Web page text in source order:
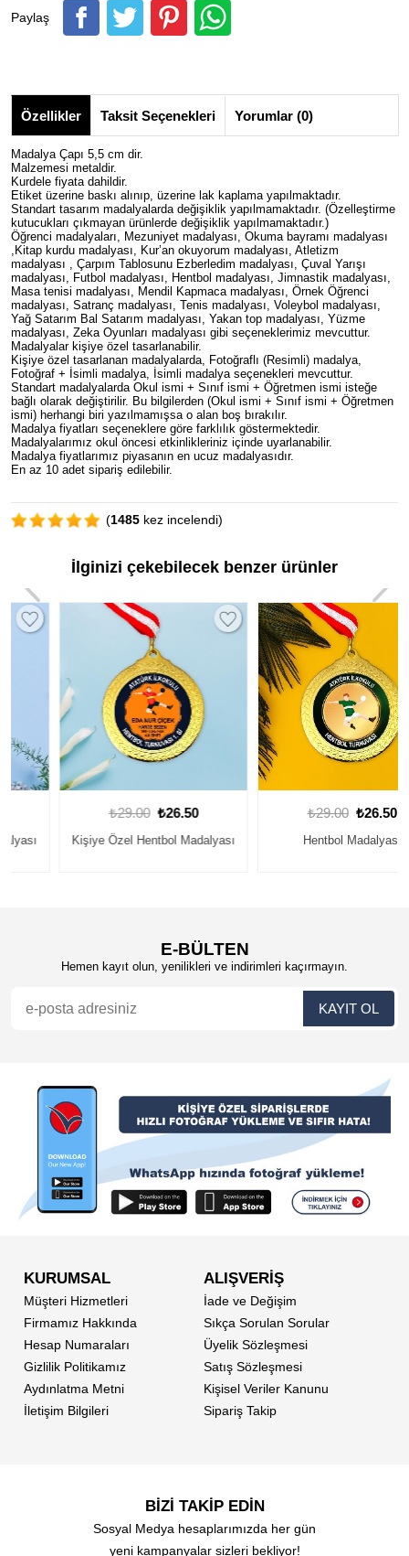
Paylaş
Özellikler Taksit Seçenekleri Yorumlar (0)
Madalya Çapı 5,5 cm dir.
Malzemesi metaldir.
Kurdele fiyata dahildir.
Etiket üzerine baskı alınıp, üzerine lak kaplama yapılmaktadır.
Standart tasarım madalyalarda değişiklik yapılmamaktadır. (Özelleştirme
kutucukları çıkmayan ürünlerde değişiklik yapılmamaktadır.)
Öğrenci madalyaları, Mezuniyet madalyası, Okuma bayramı madalyası
,Kitap kurdu madalyası, Kur’an okuyorum madalyası, Atletizm
madalyası , Çarpım Tablosunu Ezberledim madalyası, Çuval Yarışı
madalyası, Futbol madalyası, Hentbol madalyası, Jimnastik madalyası,
Masa tenisi madalyası, Mendil Kapmaca madalyası, Örnek Öğrenci
madalyası, Satranç madalyası, Tenis madalyası, Voleybol madalyası,
Yağ Satarım Bal Satarım madalyası, Yakan top madalyası, Yüzme
madalyası, Zeka Oyunları madalyası gibi seçeneklerimiz mevcuttur.
Madalyalar kişiye özel tasarlanabilir.
Kişiye özel tasarlanan madalyalarda, Fotoğraflı (Resimli) madalya,
Fotoğraf + İsimli madalya, İsimli madalya seçenekleri mevcuttur.
Standart madalyalarda Okul ismi + Sınıf ismi + Öğretmen ismi isteğe
bağlı olarak değiştirilir. Bu bilgilerden (Okul ismi + Sınıf ismi + Öğretmen
ismi) herhangi biri yazılmamışsa o alan boş bırakılır.
Madalya fiyatları seçeneklere göre farklılık göstermektedir.
Madalyalarımız okul öncesi etkinlikleriniz içinde uyarlanabilir.
Madalya fiyatlarımız piyasanın en ucuz madalyasıdır.
En az 10 adet sipariş edilebilir.
(1485 kez incelendi)
İlginizi çekebilecek benzer ürünler
₺26.50
Kişiye Özel Hentbol Madalyası
₺26.50
Hentbol Madalyası
E-BÜLTEN
Hemen kayıt olun, yenilikleri ve indirimleri kaçırmayın.
KURUMSAL
Müşteri Hizmetleri
Firmamız Hakkında
Hesap Numaraları
Gizlilik Politikamız
Aydınlatma Metni
İletişim Bilgileri
ALIŞVERİŞ
İade ve Değişim
Sıkça Sorulan Sorular
Üyelik Sözleşmesi
Satış Sözleşmesi
Kişisel Veriler Kanunu
Sipariş Takip
BİZİ TAKİP EDİN
Sosyal Medya hesaplarımızda her gün
yeni kampanyalar sizleri bekliyor!